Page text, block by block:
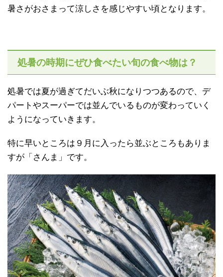
暑さがおさまって涼しさを感じやすい頃となります。
処暑の時期にぜひ食べたい旬の食べ物は？
処暑では夏が過ぎてだいぶ秋になりつつあるので、デ
パートやスーパーでは並んでいるものが変わっていく
ようになっていきます。
特に早いところは９月に入ったら並ぶところもありま
すが「さんま」です。